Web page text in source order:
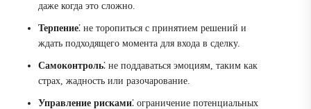
даже когда это сложно.
Терпение⁚ не торопиться с принятием решений и
ждать подходящего момента для входа в сделку.
Самоконтроль⁚ не поддаваться эмоциям, таким как
страх, жадность или разочарование.
Управление рисками⁚ ограничение потенциальных